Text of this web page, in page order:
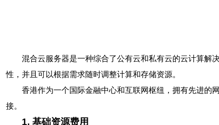
混合云服务器是一种综合了公有云和私有云的云计算解
性，并且可以根据需求随时调整计算和存储资源。
香港作为一个国际金融中心和互联网枢纽，拥有先进的
接。
1. 基础资源费用